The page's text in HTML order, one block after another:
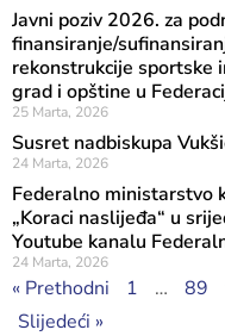
Javni poziv 2026. za
finansiranje/
rekonstrukcije sportske
grad i opštine u
25 Marta, 2026
Susret nadbiskupa
24 Marta, 2026
Federalno ministarstvo
„Koraci naslijeđa“ u
Youtube kanalu
24 Marta, 2026
« Prethodni 1 … 89
Slijedeći »